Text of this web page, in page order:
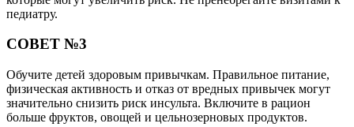
педиатру.
СОВЕТ №3
Обучите детей здоровым привычкам. Правильное питание,
физическая активность и отказ от вредных привычек могут
значительно снизить риск инсульта. Включите в рацион
больше фруктов, овощей и цельнозерновых продуктов.